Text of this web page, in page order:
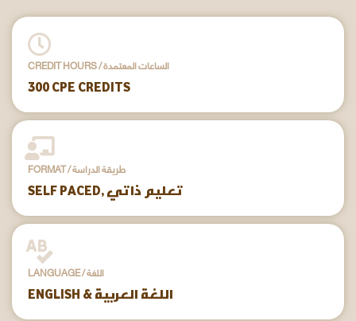
CREDIT HOURS / الساعات المعتمدة
300 CPE CREDITS
FORMAT / طريقة الدراسة
SELF PACED, تعليم ذاتي
LANGUAGE / اللغة
ENGLISH & اللغة العربية